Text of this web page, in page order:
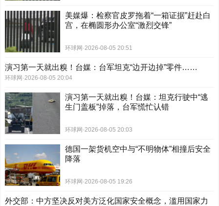
美媒爆：检察官皮罗拖着“一箱证据”赶赴白
宫，在椭圆形办公室“激烈交锋”
环球网 ·2026-08-05 20:51
演习第一天就出糗！台媒：台军坦克“边开边掉”零件……
环球网 ·2026-08-05 20:04
演习第一天就出糗！台媒：坦克行驶中“逃
生门盖板”掉落，台军慌忙认错
环球网 ·2026-08-05 20:03
德国一架货机空中与“不明物体”相撞后安全
降落
环球网 ·2026-08-05 19:26
外交部：中方坚决反对美方泛化国家安全概念，滥用国家力